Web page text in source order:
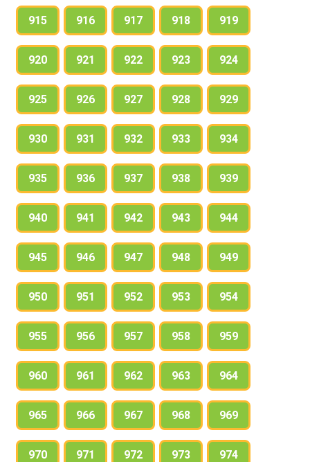
915 916 917 918 919
920 921 922 923 924
925 926 927 928 929
930 931 932 933 934
935 936 937 938 939
940 941 942 943 944
945 946 947 948 949
950 951 952 953 954
955 956 957 958 959
960 961 962 963 964
965 966 967 968 969
970 971 972 973 974